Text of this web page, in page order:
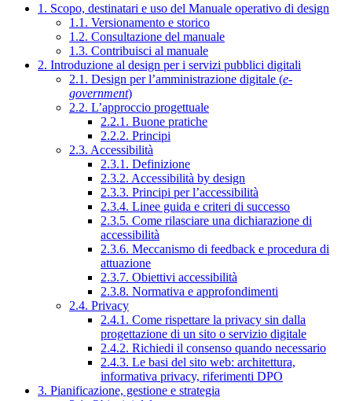
1. Scopo, destinatari e uso del Manuale operativo di design
1.1. Versionamento e storico
1.2. Consultazione del manuale
1.3. Contribuisci al manuale
2. Introduzione al design per i servizi pubblici digitali
2.1. Design per l’amministrazione digitale (e-
government)
2.2. L’approccio progettuale
2.2.1. Buone pratiche
2.2.2. Principi
2.3. Accessibilità
2.3.1. Definizione
2.3.2. Accessibilità by design
2.3.3. Principi per l’accessibilità
2.3.4. Linee guida e criteri di successo
2.3.5. Come rilasciare una dichiarazione di
accessibilità
2.3.6. Meccanismo di feedback e procedura di
attuazione
2.3.7. Obiettivi accessibilità
2.3.8. Normativa e approfondimenti
2.4. Privacy
2.4.1. Come rispettare la privacy sin dalla
progettazione di un sito o servizio digitale
2.4.2. Richiedi il consenso quando necessario
2.4.3. Le basi del sito web: architettura,
informativa privacy, riferimenti DPO
3. Pianificazione, gestione e strategia